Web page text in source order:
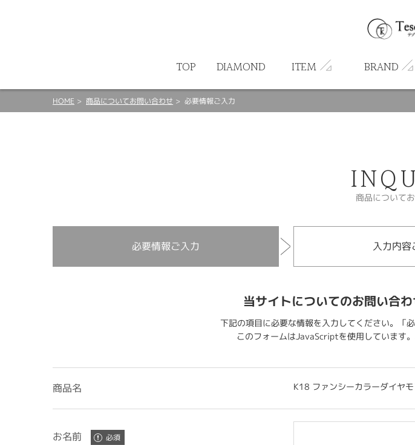
TOP DIAMOND ITEM BRAND
HOME 商品についてお問い合わせ 必要情報ご入力
商品について
必要情報ご入力 入力内容
当サイトについてのお問い合
下記の項目に必要な情報を入力してください。「
このフォームはJavaScriptを使用しています
商品名 K18 ファンシーカラーダイヤ
お名前